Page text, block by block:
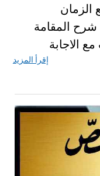
الزمان
شرح المقامة
الاجابة
إقرأ المزيد